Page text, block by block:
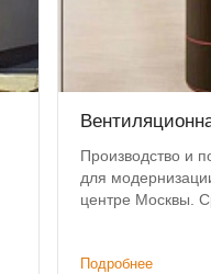
Производство и
для
центре Москвы.
Подробнее